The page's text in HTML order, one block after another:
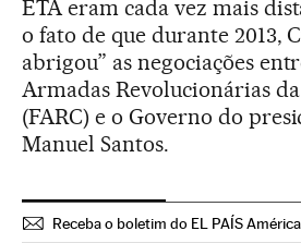
ETA eram cada vez mais
o fato de que durante 2013,
abrigou” as negociações
Armadas Revolucionárias
(FARC) e o Governo do
Manuel Santos.
Receba o boletim do EL PAÍS América